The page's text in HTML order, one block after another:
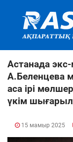
Астанада
А.Беленцева
аса ірі
үкім
15 мамыр 2025